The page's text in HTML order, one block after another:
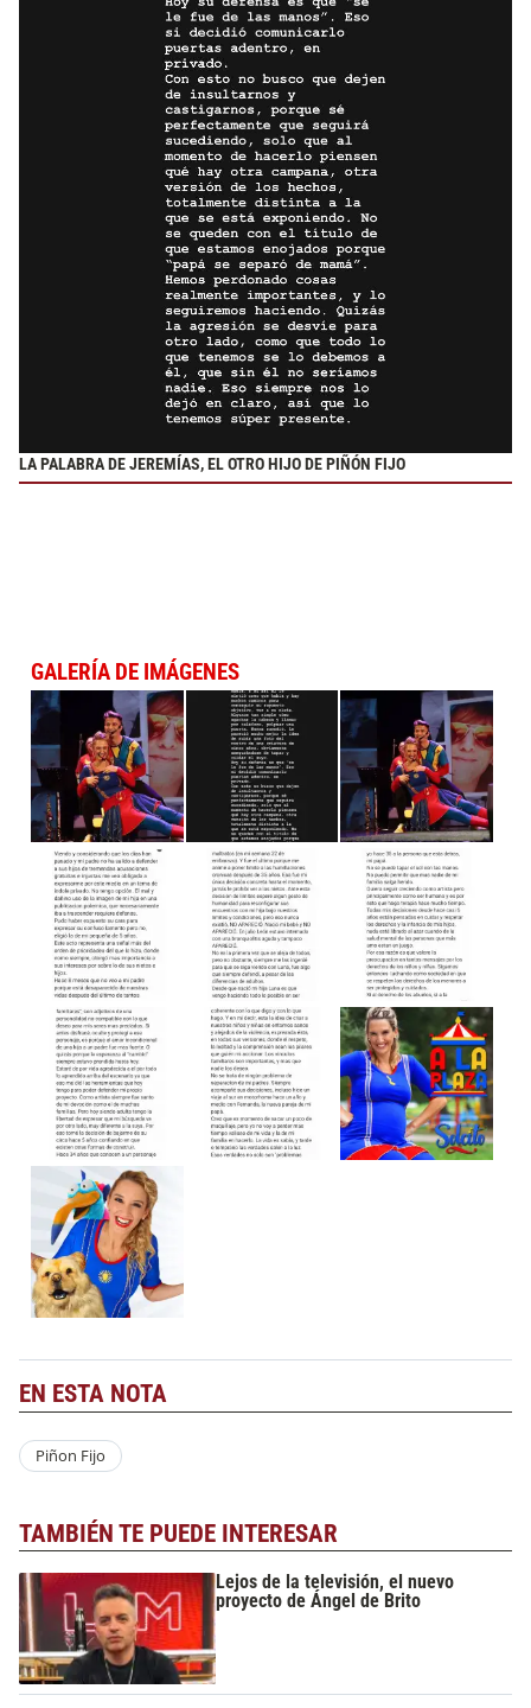
LA PALABRA DE JEREMÍAS, EL OTRO HIJO DE PIÑÓN FIJO
GALERÍA DE IMÁGENES
EN ESTA NOTA
Piñon Fijo
TAMBIÉN TE PUEDE INTERESAR
Lejos de la televisión, el nuevo
proyecto de Ángel de Brito